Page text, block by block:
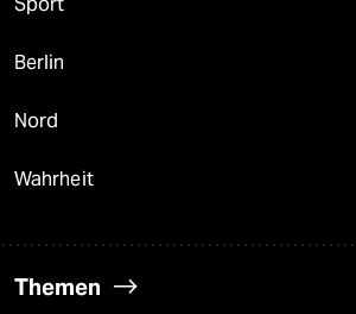
Sport
Berlin
Nord
Wahrheit
Themen